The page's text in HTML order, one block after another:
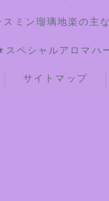
スミン瑠璃地楽の主
スペシャルアロマハ
サイトマップ
基材 プ